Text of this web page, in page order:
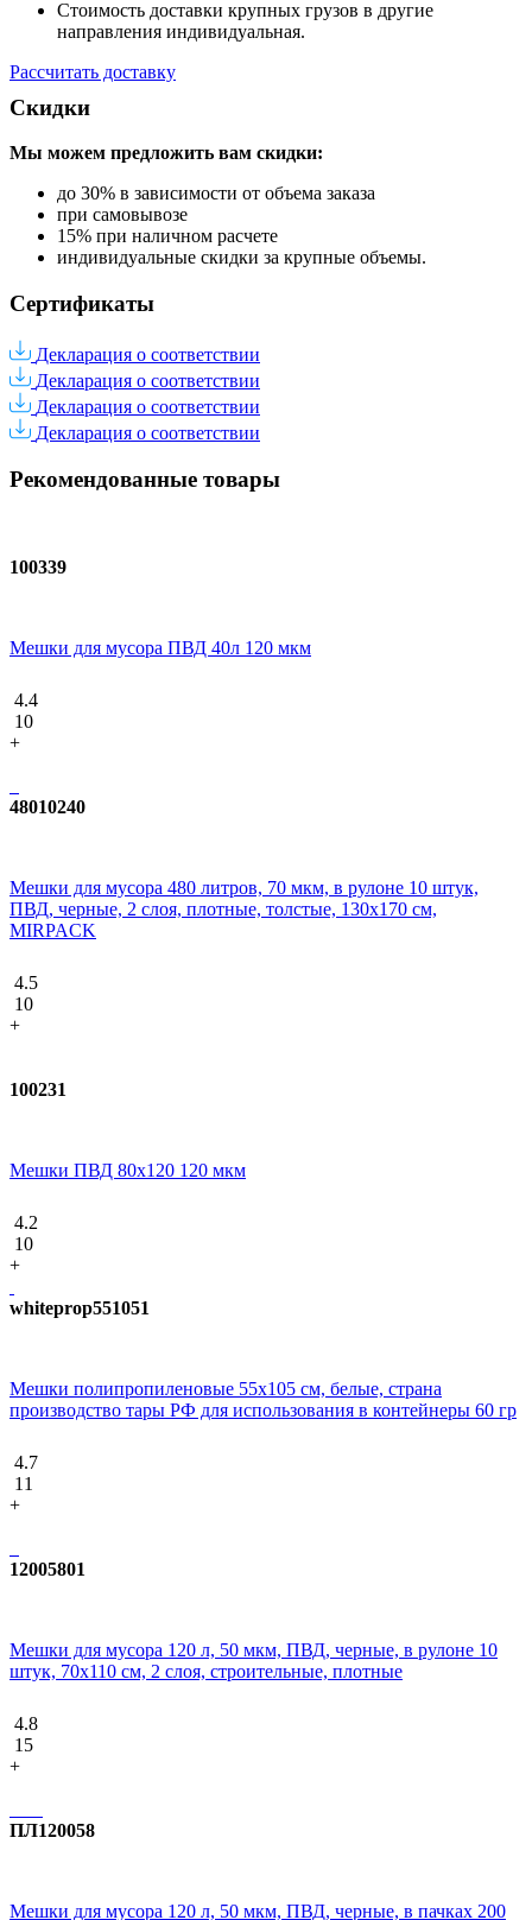
Стоимость доставки крупных грузов в другие
направления индивидуальная.
Рассчитать доставку
Скидки
Мы можем предложить вам скидки:
до 30% в зависимости от объема заказа
при самовывозе
15% при наличном расчете
индивидуальные скидки за крупные объемы.
Сертификаты
Декларация о соответствии
Декларация о соответствии
Декларация о соответствии
Декларация о соответствии
Рекомендованные товары
100339
Мешки для мусора ПВД 40л 120 мкм
4.4
10
+
48010240
Мешки для мусора 480 литров, 70 мкм, в рулоне 10 штук,
ПВД, черные, 2 слоя, плотные, толстые, 130х170 см,
MIRPACK
4.5
10
+
100231
Мешки ПВД 80x120 120 мкм
4.2
10
+
whiteprop551051
Мешки полипропиленовые 55х105 см, белые, страна
производство тары РФ для использования в контейнеры 60 гр
4.7
11
+
12005801
Мешки для мусора 120 л, 50 мкм, ПВД, черные, в рулоне 10
штук, 70x110 см, 2 слоя, строительные, плотные
4.8
15
+
ПЛ120058
Мешки для мусора 120 л, 50 мкм, ПВД, черные, в пачках 200